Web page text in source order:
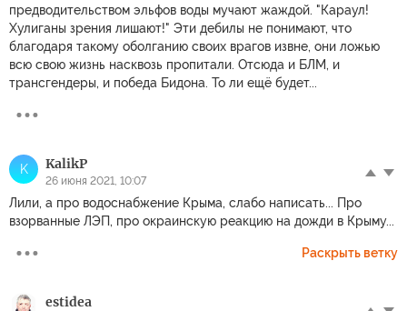
предводительством эльфов воды мучают жаждой. "Караул!
Хулиганы зрения лишают!" Эти дебилы не понимают, что
благодаря такому оболганию своих врагов извне, они ложью
всю свою жизнь насквозь пропитали. Отсюда и БЛМ, и
трансгендеры, и победа Бидона. То ли ещё будет...
K KalikP
26 июня 2021, 10:07
Лили, а про водоснабжение Крыма, слабо написать... Про
взорванные ЛЭП, про окраинскую реакцию на дожди в Крыму...
Раскрыть ветку
estidea